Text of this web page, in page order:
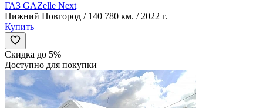
ГАЗ GAZelle Next
Нижний Новгород / 140 780 км. / 2022 г.
Купить
Скидка до 5%
Доступно для покупки